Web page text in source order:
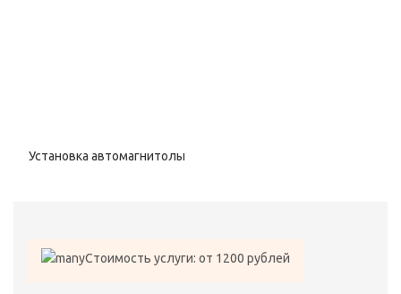
Установка автомагнитолы
Стоимость услуги: от 1200 рублей